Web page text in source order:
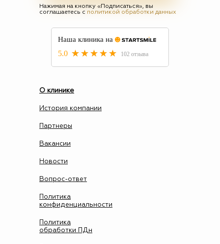
Нажимая на кнопку «Подписаться», вы
соглашаетесь с политикой обработки данных
О клинике
История компании
Партнеры
Вакансии
Новости
Вопрос-ответ
Политика
конфиденциальности
Политика
обработки ПДн